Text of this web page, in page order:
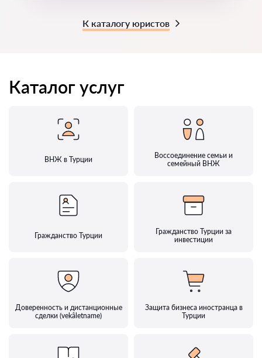
К каталогу юристов
Каталог услуг
ВНЖ в Турции
Воссоединение семьи и
семейный ВНЖ
Гражданство Турции
Гражданство Турции за
инвестиции
Доверенность и дистанционные
сделки (vekâletname)
Защита бизнеса иностранца в
Турции